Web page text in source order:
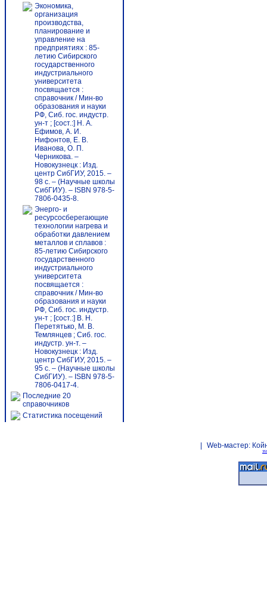
Экономика,
организация
производства,
планирование и
управление на
предприятиях : 85-
летию Сибирского
государственного
индустриального
университета
посвящается :
справочник / Мин-во
образования и науки
РФ, Сиб. гос. индустр.
ун-т ; [сост.:] Н. А.
Ефимов, А. И.
Нифонтов, Е. В.
Иванова, О. П.
Черникова. –
Новокузнецк : Изд.
центр СибГИУ, 2015. –
98 с. – (Научные школы
СибГИУ). – ISBN 978-5-
7806-0435-8.
Энерго- и
ресурсосберегающие
технологии нагрева и
обработки давлением
металлов и сплавов :
85-летию Сибирского
государственного
индустриального
университета
посвящается :
справочник / Мин-во
образования и науки
РФ, Сиб. гос. индустр.
ун-т ; [сост.:] В. Н.
Перетятько, М. В.
Темлянцев ; Сиб. гос.
индустр. ун-т. –
Новокузнецк : Изд.
центр СибГИУ, 2015. –
95 с. – (Научные школы
СибГИУ). – ISBN 978-5-
7806-0417-4.
Последние 20
справочников
Статистика посещений
Web-мастер: